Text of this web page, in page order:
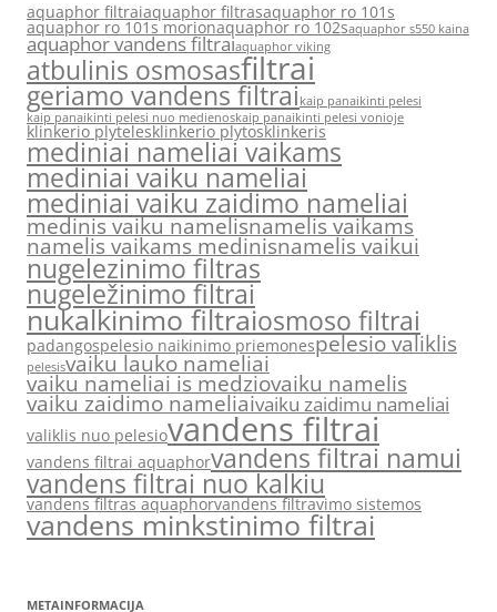
aquaphor filtraiaquaphor filtrasaquaphor ro 101s
aquaphor ro 101s morionaquaphor ro 102saquaphor s550 kaina
aquaphor vandens filtraiaquaphor viking
atbulinis osmosasfiltrai
geriamo vandens filtraikaip panaikinti pelesi
kaip panaikinti pelesi nuo medienoskaip panaikinti pelesi vonioje
klinkerio plytelesklinkerio plytosklinkeris
mediniai nameliai vaikams
mediniai vaiku nameliai
mediniai vaiku zaidimo nameliai
medinis vaiku namelisnamelis vaikams
namelis vaikams medinisnamelis vaikui
nugelezinimo filtras
nugeležinimo filtrai
nukalkinimo filtraiosmoso filtrai
padangospelesio naikinimo priemonespelesio valiklis
pelesisvaiku lauko nameliai
vaiku nameliai is medziovaiku namelis
vaiku zaidimo nameliaivaiku zaidimu nameliai
valiklis nuo pelesiovandens filtrai
vandens filtrai aquaphorvandens filtrai namui
vandens filtrai nuo kalkiu
vandens filtras aquaphorvandens filtravimo sistemos
vandens minkstinimo filtrai
METAINFORMACIJA